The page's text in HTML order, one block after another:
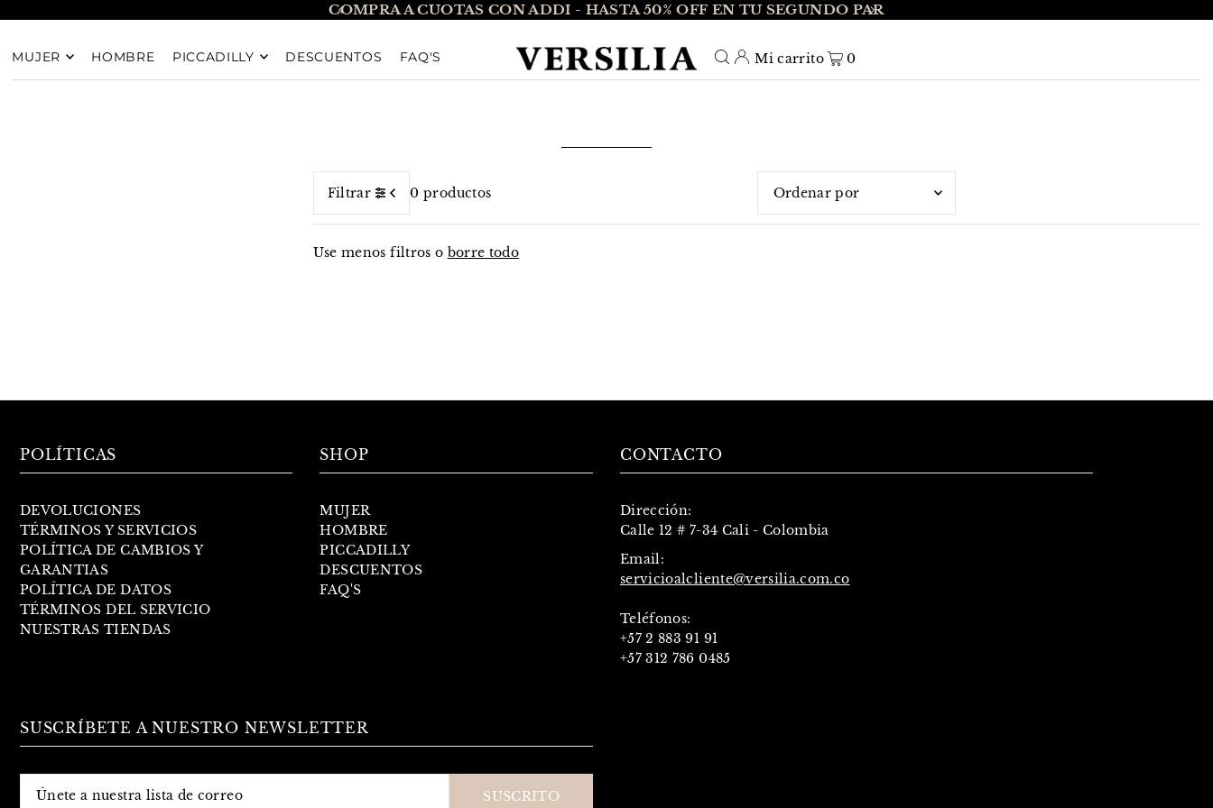
TRANSLATION MISSING: ES.ACCESSIBILITY.SKIP_TO_TEXT
COMPRA A CUOTAS CON ADDI - HASTA 50% OFF EN TU SEGUNDO PAR
MUJER HOMBRE PICCADILLY DESCUENTOS FAQ'S Mi carrito 0
Filtrar 0 productos
Características
antiguo(a)
Use menos filtros o borre todo
POLÍTICAS
DEVOLUCIONES
TÉRMINOS Y SERVICIOS
POLÍTICA DE CAMBIOS Y
GARANTIAS
POLÍTICA DE DATOS
TÉRMINOS DEL SERVICIO
NUESTRAS TIENDAS
SHOP
MUJER
HOMBRE
PICCADILLY
DESCUENTOS
FAQ'S
CONTACTO
Dirección:
Calle 12 # 7-34 Cali - Colombia
Email:
servicioalcliente@versilia.com.co
Teléfonos:
+57 2 883 91 91
+57 312 786 0485
SUSCRÍBETE A NUESTRO NEWSLETTER